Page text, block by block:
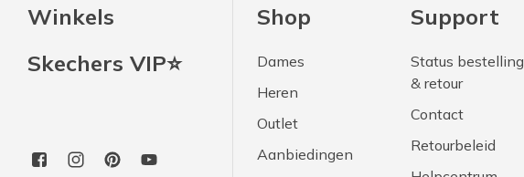
Winkels
Skechers VIP⭐
Shop
Dames
Heren
Outlet
Aanbiedingen
Support
Status bestelling
& retour
Contact
Retourbeleid